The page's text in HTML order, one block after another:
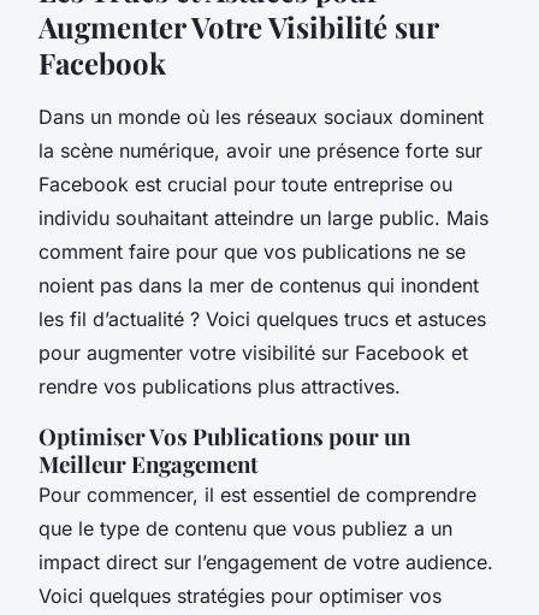
Augmenter Votre Visibilité sur
Facebook
Dans un monde où les réseaux sociaux dominent
la scène numérique, avoir une présence forte sur
Facebook est crucial pour toute entreprise ou
individu souhaitant atteindre un large public. Mais
comment faire pour que vos publications ne se
noient pas dans la mer de contenus qui inondent
les fil d’actualité ? Voici quelques trucs et astuces
pour augmenter votre visibilité sur Facebook et
rendre vos publications plus attractives.
Optimiser Vos Publications pour un
Meilleur Engagement
Pour commencer, il est essentiel de comprendre
que le type de contenu que vous publiez a un
impact direct sur l’engagement de votre audience.
Voici quelques stratégies pour optimiser vos